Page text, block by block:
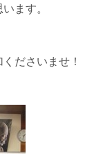
ます。
ださいませ！